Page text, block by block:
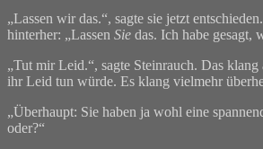
„Lassen wir das.“, sagte sie jetzt
hinterher: „Lassen Sie das. Ich habe gesagt,
„Tut mir Leid.“, sagte Steinrauch. Das klang
ihr Leid tun würde. Es klang vielmehr
„Überhaupt: Sie haben ja wohl eine
oder?“